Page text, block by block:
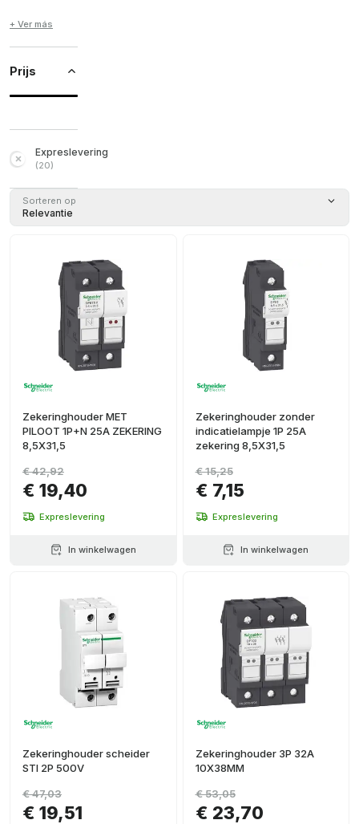
+ Ver más
Prijs
Expreslevering
(20)
Sorteren op
Relevantie
Zekeringhouder MET
PILOOT 1P+N 25A ZEKERING
8,5X31,5
€ 19,40
€ 42,92
Expreslevering
In winkelwagen
Zekeringhouder zonder
indicatielampje 1P 25A
zekering 8,5X31,5
€ 7,15
€ 15,25
Expreslevering
In winkelwagen
Zekeringhouder scheider
STI 2P 500V
€ 19,51
€ 47,03
Zekeringhouder 3P 32A
10X38MM
€ 23,70
€ 53,05